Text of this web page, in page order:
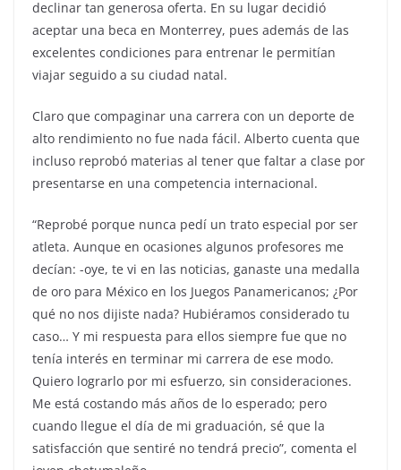
declinar tan generosa oferta. En su lugar decidió
aceptar una beca en Monterrey, pues además de las
excelentes condiciones para entrenar le permitían
viajar seguido a su ciudad natal.
Claro que compaginar una carrera con un deporte de
alto rendimiento no fue nada fácil. Alberto cuenta que
incluso reprobó materias al tener que faltar a clase por
presentarse en una competencia internacional.
“Reprobé porque nunca pedí un trato especial por ser
atleta. Aunque en ocasiones algunos profesores me
decían: -oye, te vi en las noticias, ganaste una medalla
de oro para México en los Juegos Panamericanos; ¿Por
qué no nos dijiste nada? Hubiéramos considerado tu
caso… Y mi respuesta para ellos siempre fue que no
tenía interés en terminar mi carrera de ese modo.
Quiero lograrlo por mi esfuerzo, sin consideraciones.
Me está costando más años de lo esperado; pero
cuando llegue el día de mi graduación, sé que la
satisfacción que sentiré no tendrá precio”, comenta el